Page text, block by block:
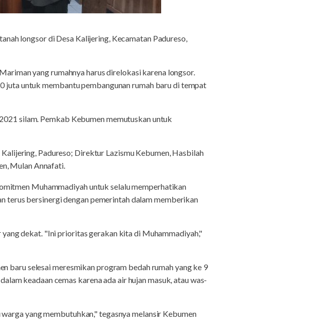
longsor di Desa Kalijering, Kecamatan Padureso,
yang rumahnya harus direlokasi karena longsor.
juta untuk membantu pembangunan rumah baru di tempat
silam. Pemkab Kebumen memutuskan untuk
Padureso; Direktur Lazismu Kebumen, Hasbilah
Mulan Annafati.
Muhammadiyah untuk selalu memperhatikan
terus bersinergi dengan pemerintah dalam memberikan
dekat. "Ini prioritas gerakan kita di Muhammadiyah,"
baru selesai meresmikan program bedah rumah yang ke 9
keadaan cemas karena ada air hujan masuk, atau was-
yang membutuhkan," tegasnya melansir Kebumen